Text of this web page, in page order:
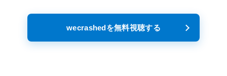
wecrashedを無料視聴する